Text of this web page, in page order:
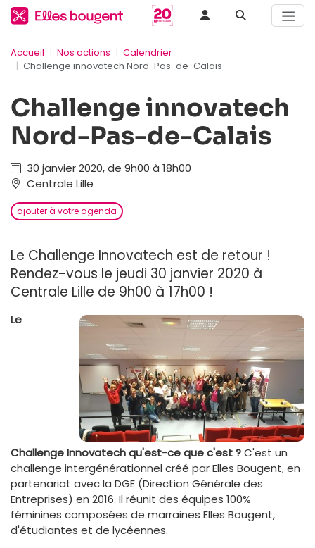
Accueil Nos actions
Calendrier
Challenge innovatech Nord-Pas-de-Calais
Challenge innovatech
Nord-Pas-de-Calais
30 janvier 2020, de 9h00 à 18h00
Centrale Lille
ajouter à votre agenda
Le Challenge Innovatech est de retour !
Rendez-vous le jeudi 30 janvier 2020 à
Centrale Lille de 9h00 à 17h00 !
Le
Challenge Innovatech qu'est-ce que c'est ?C'est un
challenge intergénérationnel créé par Elles Bougent, en
partenariat avec la DGE (Direction Générale des
Entreprises) en 2016. Il réunit des équipes 100%
féminines composées de marraines Elles Bougent,
d'étudiantes et de lycéennes.